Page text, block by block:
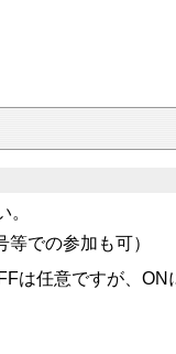
での参加も可）
は任意ですが、ON